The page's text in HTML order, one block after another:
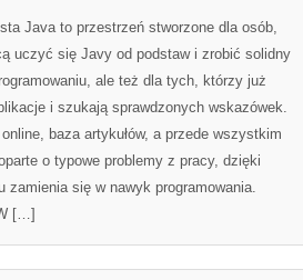
DOBRE
PRAKTYKI
Java to przestrzeń stworzone dla osób,
uczyć się Javy od podstaw i zrobić solidny
ale też dla tych, którzy już
i szukają sprawdzonych wskazówek.
baza artykułów, a przede wszystkim
o typowe problemy z pracy, dzięki
się w nawyk programowania.
[…]